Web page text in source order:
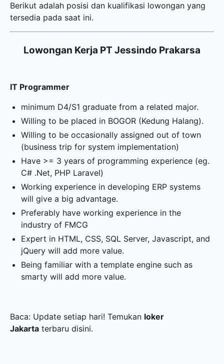
Berikut adalah posisi dan kualifikasi lowongan yang
tersedia pada saat ini.
Lowongan Kerja PT Jessindo Prakarsa
IT Programmer
minimum D4/S1 graduate from a related major.
Willing to be placed in BOGOR (Kedung Halang).
Willing to be occasionally assigned out of town
(business trip for system implementation)
Have >= 3 years of programming experience (eg.
C# .Net, PHP Laravel)
Working experience in developing ERP systems
will give a big advantage.
Preferably have working experience in the
industry of FMCG
Expert in HTML, CSS, SQL Server, Javascript, and
jQuery will add more value.
Being familiar with a template engine such as
smarty will add more value.
Baca: Update setiap hari! Temukan loker
Jakarta terbaru disini.